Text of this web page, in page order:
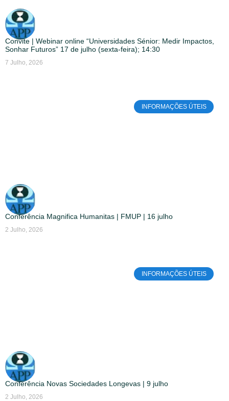
Convite | Webinar online “Universidades Sénior: Medir Impactos,
Sonhar Futuros” 17 de julho (sexta-feira); 14:30
7 Julho, 2026
INFORMAÇÕES ÚTEIS
Conferência Magnifica Humanitas | FMUP | 16 julho
2 Julho, 2026
INFORMAÇÕES ÚTEIS
Conferência Novas Sociedades Longevas | 9 julho
2 Julho, 2026